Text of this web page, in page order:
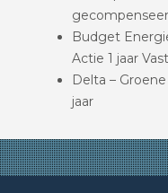
Budget
Actie 1 jaar Vast
Delta –
jaar